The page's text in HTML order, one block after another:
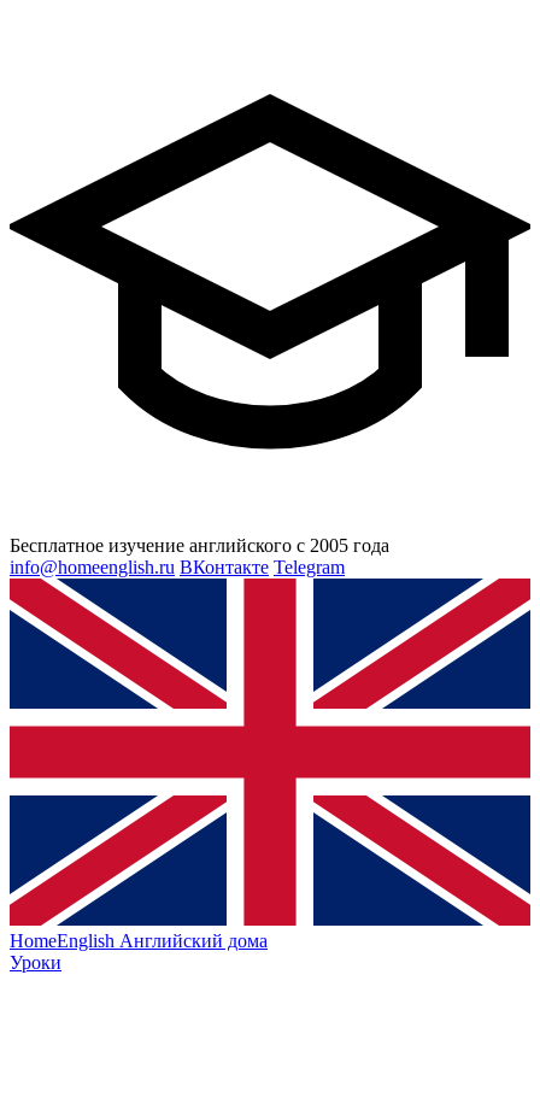
Бесплатное изучение английского с 2005 года
info@homeenglish.ru ВКонтакте Telegram
HomeEnglish Английский дома
Уроки